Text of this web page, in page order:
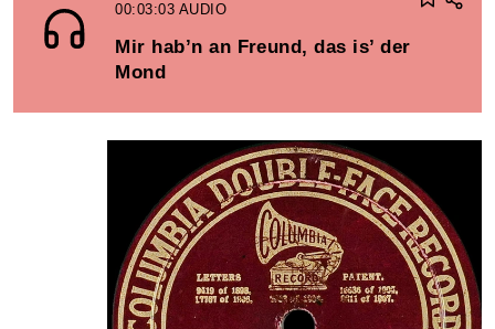
00:03:03 AUDIO
Mir hab’n an Freund, das is’ der
Mond